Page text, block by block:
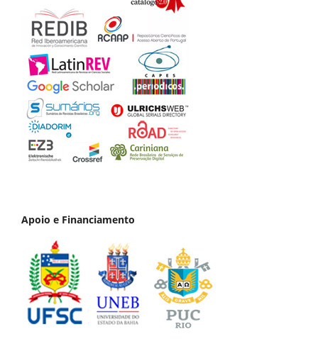
Apoio e Financiamento